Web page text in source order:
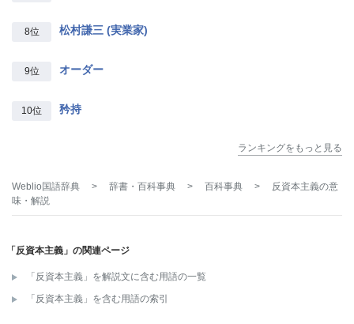
8位 松村謙三 (実業家)
9位 オーダー
10位 矜持
ランキングをもっと見る
Weblio国語辞典 > 辞書・百科事典 > 百科事典 > 反資本主義の意
味・解説
「反資本主義」の関連ページ
「反資本主義」を解説文に含む用語の一覧
「反資本主義」を含む用語の索引